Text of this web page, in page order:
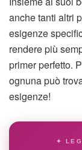
anche tanti altri
esigenze
rendere più
primer perfetto.
ognuna può
esigenze!
✦